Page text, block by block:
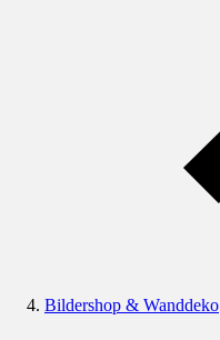
Bildershop & Wanddeko